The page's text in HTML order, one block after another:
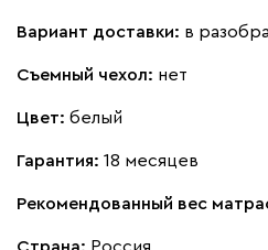
Вариант доставки: в
Съемный чехол: нет
Цвет: белый
Гарантия: 18 месяцев
Рекомендованный вес